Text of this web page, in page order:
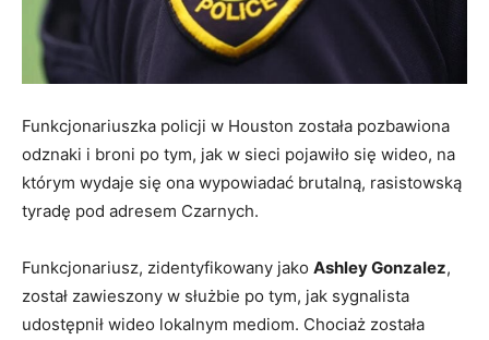
Funkcjonariuszka policji w Houston została pozbawiona
odznaki i broni po tym, jak w sieci pojawiło się wideo, na
którym wydaje się ona wypowiadać brutalną, rasistowską
tyradę pod adresem Czarnych.
Funkcjonariusz, zidentyfikowany jako Ashley Gonzalez,
został zawieszony w służbie po tym, jak sygnalista
udostępnił wideo lokalnym mediom. Chociaż została